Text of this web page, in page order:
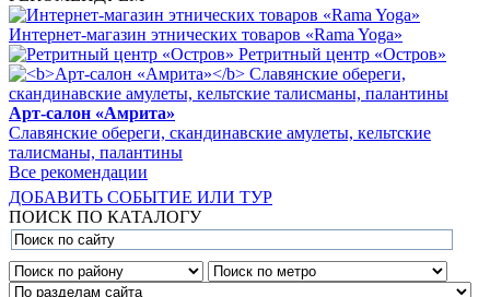
Интернет-магазин этнических товаров «Rama Yoga»
Ретритный центр «Остров»
Арт-салон «Амрита»
Славянские обереги, скандинавские амулеты, кельтские
талисманы, палантины
Все рекомендации
ДОБАВИТЬ СОБЫТИЕ ИЛИ ТУР
ПОИСК ПО КАТАЛОГУ